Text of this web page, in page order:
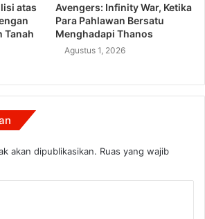
atas
Tanah
Avengers: Infinity War, Ketika
Para Pahlawan Bersatu
Menghadapi Thanos
Agustus 1, 2026
akan dipublikasikan. Ruas yang wajib